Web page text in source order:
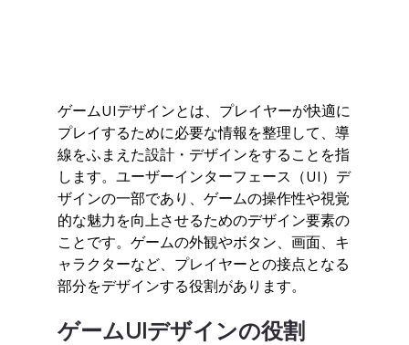
ゲームUIデザインとは、プレイヤーが快適に
プレイするために必要な情報を整理して、導
線をふまえた設計・デザインをすることを指
します。ユーザーインターフェース（UI）デ
ザインの一部であり、ゲームの操作性や視覚
的な魅力を向上させるためのデザイン要素の
ことです。ゲームの外観やボタン、画面、キ
ャラクターなど、プレイヤーとの接点となる
部分をデザインする役割があります。
ゲームUIデザインの役割